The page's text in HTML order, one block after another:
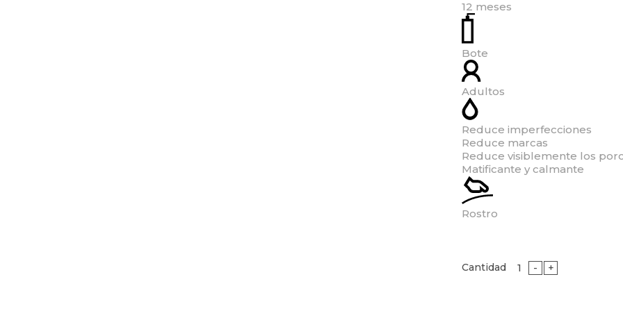
12 meses
Bote
Adultos
Reduce imperfecciones
Reduce marcas
Reduce visiblemente los
Matificante y calmante
Rostro
Cantidad - +